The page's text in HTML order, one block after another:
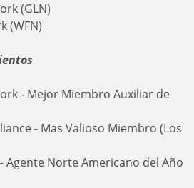
(GLN)
(WFN)
- Mejor Miembro Auxiliar de
- Mas Valioso Miembro (Los
Agente Norte Americano del Año